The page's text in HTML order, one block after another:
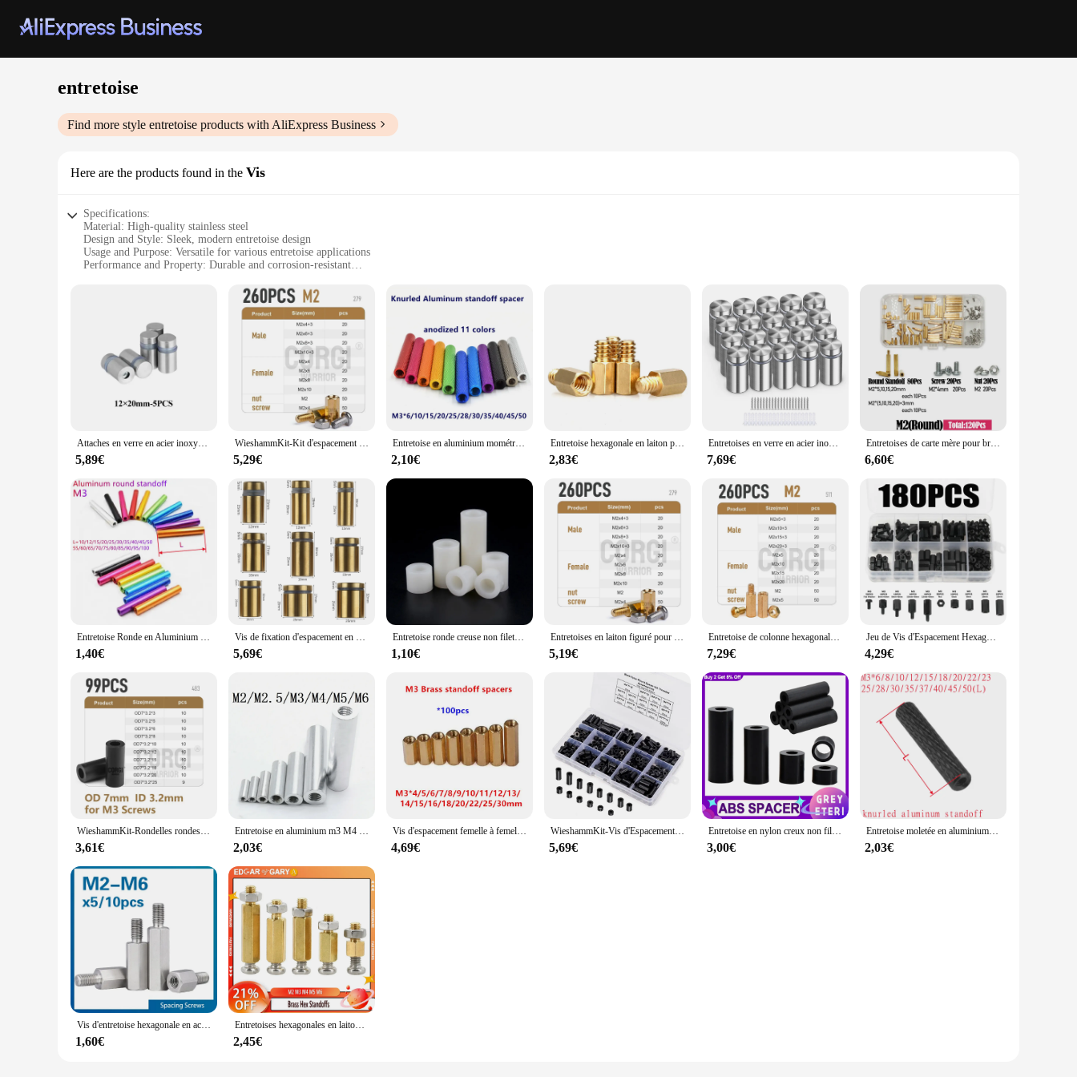
entretoise
Find more style entretoise products with AliExpress Business
Here are the products found in the Vis
Specifications:
Material: High-quality stainless steel
Design and Style: Sleek, modern entretoise design
Usage and Purpose: Versatile for various entretoise applications
Performance and Property: Durable and corrosion-resistant
Parts and Accessories: Comes with necessary parts for easy installation
**Durable Construction and Versatile Use**
Crafted from premium stainless steel, the entretoise Vis ensures longevity and resistance to corrosion, making it an ideal choice for both commercial and residential settings. Its modern design and style
seamlessly blend with a variety of décors, adding a touch of elegance to any entretoise setup. Whether you're looking to enhance the functionality of your entretoise system or seeking a reliable
component for a new installation, this entretoise set is designed to meet your needs.
**Ease of Installation and Compatibility**
The entretoise Vis is not just about durability; it's also about ease of use. The set comes with all the necessary parts for a straightforward installation, making it a breeze for both professional installers
and DIY enthusiasts. Its compatibility with a range of entretoise systems ensures that it can be seamlessly integrated into your existing setup or used as a standalone component. This versatility makes it
a top choice for entretoise vendors and suppliers looking to offer a reliable solution to their customers.
**Optimized for Performance and Efficiency**
a longer lifespan and reduced maintenance costs. Whether you're managing a large-scale entretoise setup or maintaining a smaller system, this entretoise set is designed to deliver consistent
performance and reliability. Its availability in various sizes makes it an adaptable solution for different entretoise requirements, ensuring that you can find the perfect fit for your needs.
Attaches en verre en acier inoxydable pour panneau publicitaire, support d'espacement durable, panneau d'affichage, entretoises de vis en fibre, partenaires N64, 20-50 pièces
5,89€
WieshammKit-Kit d'espacement en laiton, colonne hexagonale, vis d'espacement, carte mère, bricolage, carte PCB, pilier de filetage, figurine M2, M2.5, M3, 48 à 320
5,29€
Entretoise en aluminium mométrage coloré M3, colonne d'espacement, expert, m3x6, 8, 10, 12, 15, 20, 25, 28, 30, 35, 37, 40, 45/50, 10 pièces
2,10€
Entretoise hexagonale en laiton pour carte mère PC, 20 pièces, 6 #-32X6 + 4mm 6 #-32X6.5 + 4mm
2,83€
Entretoises en verre en acier inoxydable pour plaques de plexiglas, 2,2 à vis publicitaire, fibre pour miroirs, panneaux d'affichage, 20 pièces
7,69€
Entretoises de carte mère pour bricolage, kit de vis, entretoise en laiton, montage sur pilier hexagonal, circuit électronique PCB, mâle, femelle, figurine, kg, M2, M2.5, M3, M5
6,60€
Entretoise Ronde en Aluminium Coloré, M3 x 10/12/15/20/25/30mm à 100mm, 10 Pièces/Lot
1,40€
Vis de fixation d'espacement en acier inoxydable, support de verre d'espacement, goupille de fixation d'ongles, de 12mm à 25mm, 10 pièces
5,69€
Entretoise ronde creuse non filetée, entretoise de carte PCB, blanc, noir, ABS, M3 figuré, M5, M6, M8, longueur 2 à 25mm, 20 pièces, 50 pièces
1,10€
Entretoises en laiton figuré pour carte mère, vis d'ordinateur portable, kit d'1948, pièces hexagonales, mâle, femelle, carte de circuit imprimé, 48-320, M2, M2.5, M3
5,19€
Entretoise de colonne hexagonale en laiton, vis d'espacement, entretoises de carte mère, pilier fileté, kg, Wieshamm, M2, M2.5, M3 figuré 120 à 360
7,29€
Jeu de Vis d'Espacement Hexagonales M3 Mixtes, Femelles et Mâles, Colonne d'Espacement en Nylon pour Carte Mère PCB, Partners, Vis à Bois en Plastique, 180 Pièces
4,29€
WieshammKit-Rondelles rondes en ABS noir, entretoises en nylon non filetées, jeu d'entretoises, OD 7mm, 11/14mm, M3 figuré, M6, M8, support rapide d'espacement de vis
3,61€
Entretoise en aluminium m3 M4 M5 m6 tiges rondes en aluminium pour Multirotors RC 2-10 pièces
2,03€
Vis d'espacement femelle à femelle, filetage M3 hexagonal en laiton, vis d'espacement femelle à femelle, pilier à Double passage M3 * 4/5/6/8/10/12/15/20/25/30mm, 100 pièces
4,69€
WieshammKit-Vis d'Espacement Noires, en Nylon, pour Joli de Prise Électrique, Ronde, 320 Pièces
5,69€
Entretoise en nylon creux non fileté, entretoise ronde, rondelle d'entretoise, support PCB, installation TV, noir, ABS, M3 figuré, M5, M6, M8, M10, M12
3,00€
Entretoise moletée en aluminium noir M3, entretoise, M3 x 6, 8, 10, 12, 15, 18, 20, 22, 25, 28, 30, 35, 37, 40, 45/50, lot de 10 pièces
2,03€
Vis d'entretoise hexagonale en acier inoxydable, entretoise mâle à femelle, M2.5, M3 figuré, M5, M6, 5 pièces, 10 pièces
1,60€
Entretoises hexagonales en laiton, jeu d'1948 à vis d'espacement Phillips, chaux de support PCB, panneau de colonne, entretoises de goujon T1, carte mère, M5, M6, figurine M2, M3
2,45€